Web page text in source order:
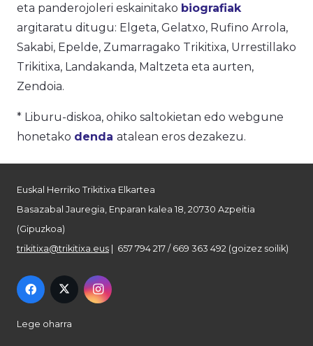
eta panderojoleri eskainitako biografiak
argitaratu ditugu: Elgeta, Gelatxo, Rufino Arrola,
Sakabi, Epelde, Zumarragako Trikitixa, Urrestillako
Trikitixa, Landakanda, Maltzeta eta aurten,
Zendoia.
* Liburu-diskoa, ohiko saltokietan edo webgune
honetako denda atalean eros dezakezu.
Euskal Herriko Trikitixa Elkartea
Basazabal Jauregia, Enparan kalea 18, 20730 Azpeitia
(Gipuzkoa)
trikitixa@trikitixa.eus | 657 794 217 / 669 363 492 (goizez soilik)
Lege oharra